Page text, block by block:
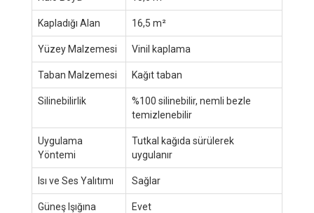
Kapladığı Alan 16,5 m²
Yüzey Malzemesi Vinil kaplama
Taban Malzemesi Kağıt taban
Silinebilirlik
%100 silinebilir, nemli bezle
temizlenebilir
Uygulama
Yöntemi
Tutkal kağıda sürülerek
uygulanır
Isı ve Ses Yalıtımı Sağlar
Güneş Işığına
Evet